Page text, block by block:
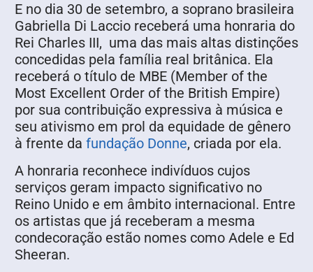
E no dia 30 de setembro, a soprano brasileira
Gabriella Di Laccio receberá uma honraria do
Rei Charles III, uma das mais altas distinções
concedidas pela família real britânica. Ela
receberá o título de MBE (Member of the
Most Excellent Order of the British Empire)
por sua contribuição expressiva à música e
seu ativismo em prol da equidade de gênero
à frente da fundação Donne, criada por ela.
A honraria reconhece indivíduos cujos
serviços geram impacto significativo no
Reino Unido e em âmbito internacional. Entre
os artistas que já receberam a mesma
condecoração estão nomes como Adele e Ed
Sheeran.